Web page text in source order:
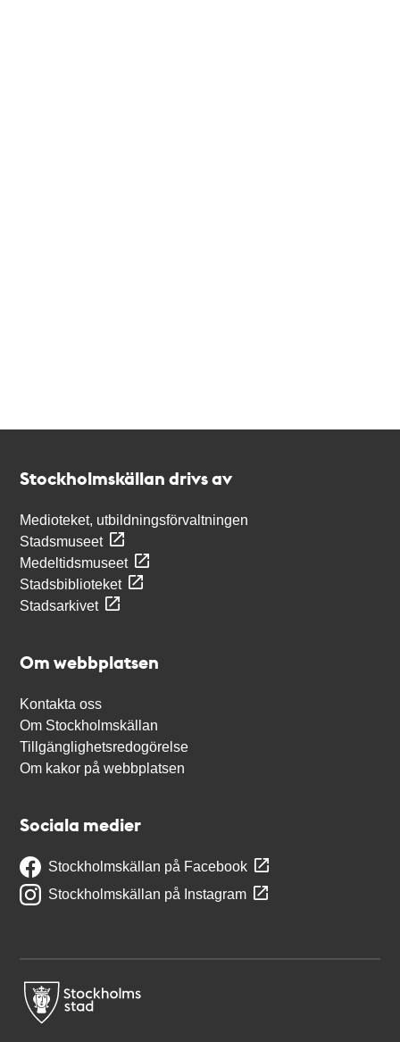
Stockholmskällan drivs av
Medioteket, utbildningsförvaltningen
Stadsmuseet
Medeltidsmuseet
Stadsbiblioteket
Stadsarkivet
Om webbplatsen
Kontakta oss
Om Stockholmskällan
Tillgänglighetsredogörelse
Om kakor på webbplatsen
Sociala medier
Stockholmskällan på Facebook
Stockholmskällan på Instagram